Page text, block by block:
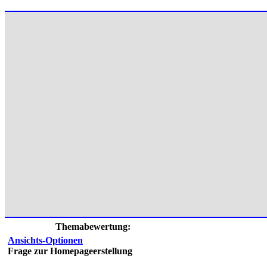
Themabewertung:
Ansichts-Optionen
Frage zur Homepageerstellung